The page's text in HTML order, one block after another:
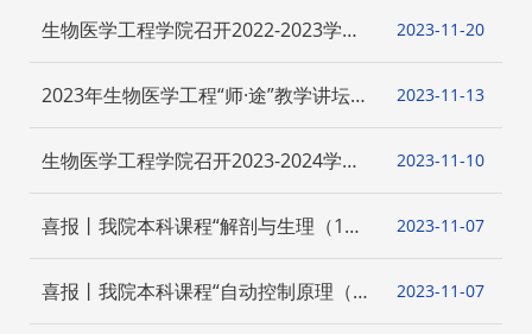
生物医学工程学院召开2022-2023学年
春季学期本科生课程回顾工作会议
20
2023-11
2023年生物医学工程“师·途”教学讲坛第
三期 “浅谈青教赛的准备”顺利举办
13
2023-11
生物医学工程学院召开2023-2024学年
秋季学期本科教学中期师生交流座谈会
10
2023-11
喜报丨我院本科课程“解剖与生理（1）”
获批上海交通大学2023年本科课程思政
示范课程培育项目立项
07
2023-11
喜报丨我院本科课程“自动控制原理（B
类）” 荣获2023年上海高校市级重点课
07
2023-11